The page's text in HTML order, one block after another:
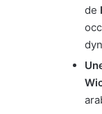
de